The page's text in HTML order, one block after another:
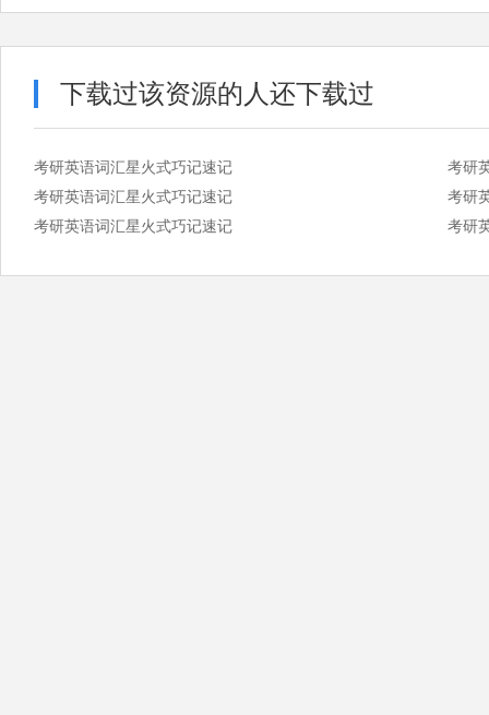
下载过该资源的人还下载过
考研英语词汇星火式巧记速记
考研
考研英语词汇星火式巧记速记
考研
考研英语词汇星火式巧记速记
考研